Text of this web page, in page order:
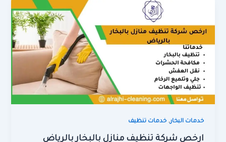
خدمات البخار,خدمات تنظيف
ارخص شركة تنظيف منازل بالبخار بالرياض